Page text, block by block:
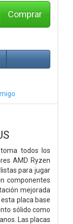
Comprar
toma todos los
AMD Ryzen
para jugar
componentes
mejorada
placa base
sólido como
Las placas